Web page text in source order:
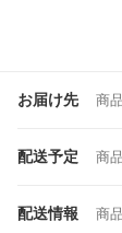
お届け先 商
配送予定 商
配送情報 商